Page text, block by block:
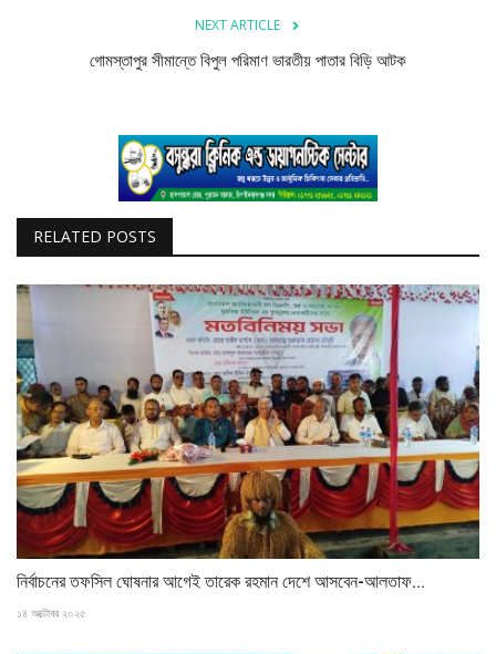
NEXT ARTICLE
গোমস্তাপুর সীমান্তে বিপুল পরিমাণ ভারতীয় পাতার বিড়ি আটক
RELATED POSTS
নির্বাচনের তফসিল ঘোষনার আগেই তারেক রহমান দেশে আসবেন-আলতাফ...
১৪ অক্টোবর ২০২৫